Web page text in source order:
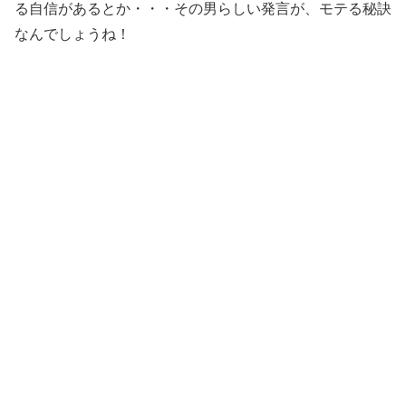
る自信があるとか・・・その男らしい発言が、モテる秘訣
なんでしょうね！